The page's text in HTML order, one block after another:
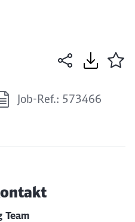
Job-Ref.: 573466
Team